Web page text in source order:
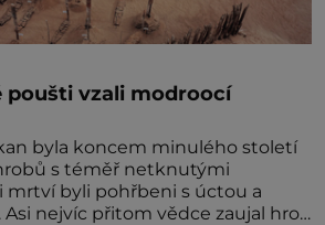
poušti vzali modroocí
byla koncem minulého století
s téměř netknutými
mrtví byli pohřbeni s úctou a
nejvíc přitom vědce zaujal hrob